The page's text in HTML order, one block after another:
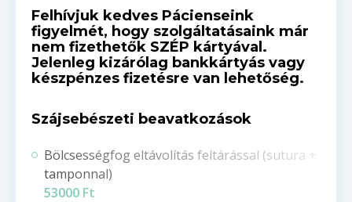
Felhívjuk kedves Pácienseink
figyelmét, hogy szolgáltatásaink már
nem fizethetők SZÉP kártyával.
Jelenleg kizárólag bankkártyás vagy
készpénzes fizetésre van lehetőség.
Szájsebészeti beavatkozások
Bölcsességfog eltávolítás feltárással (sutura +
tamponnal)
53000 Ft